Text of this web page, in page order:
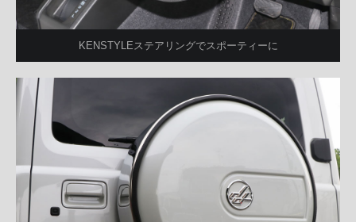
KENSTYLEステアリングでスポーティーに